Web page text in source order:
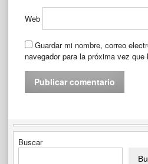
Web
Guardar mi nombre, correo
navegador para la próxima vez que
Buscar